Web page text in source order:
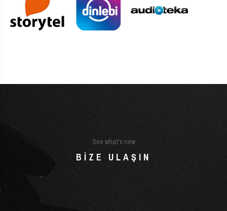
See what’s new
BIZE ULAŞIN